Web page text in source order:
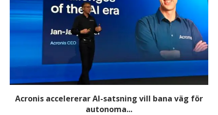
Acronis accelererar AI-satsning vill bana väg för
autonoma...